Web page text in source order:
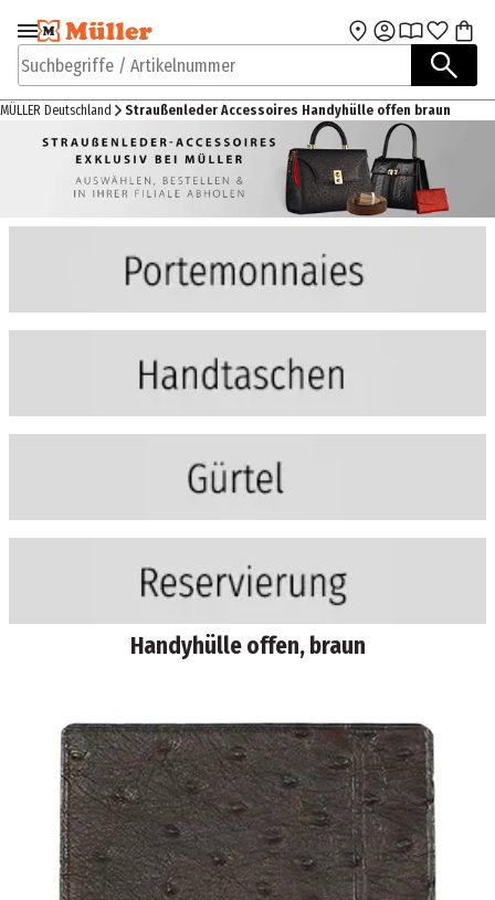
Zur Navigation
springen
Zum Hauptinhalt
Suchbegriffe / Artikelnummer
MÜLLER Deutschland Straußenleder Accessoires Handyhülle offen braun
Handyhülle offen, braun